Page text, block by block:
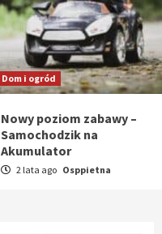
Dom i ogród
Nowy poziom zabawy –
Samochodzik na
Akumulator
2 lata ago Osppietna